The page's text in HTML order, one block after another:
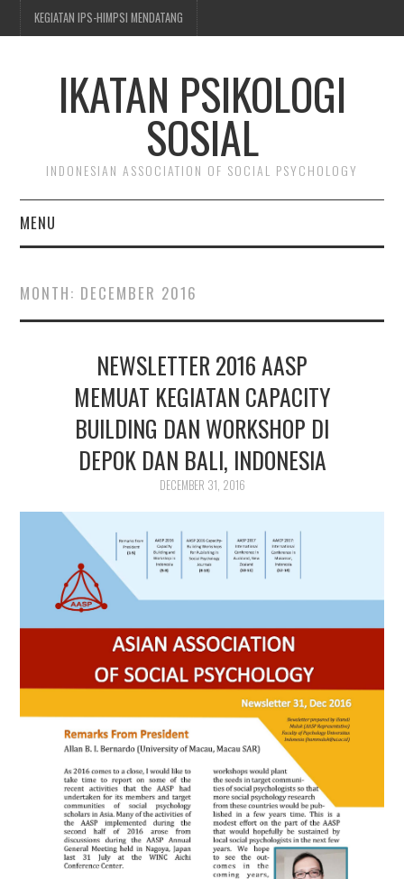
KEGIATAN IPS-HIMPSI MENDATANG
IKATAN PSIKOLOGI
SOSIAL
INDONESIAN ASSOCIATION OF SOCIAL PSYCHOLOGY
MENU
TENTANG IPS-HIMPSI
KEANGGOTAAN
PUBLIKASI ILMIAH
MONTH: DECEMBER 2016
NEWSLETTER 2016 AASP
MEMUAT KEGIATAN CAPACITY
BUILDING DAN WORKSHOP DI
DEPOK DAN BALI, INDONESIA
DECEMBER 31, 2016